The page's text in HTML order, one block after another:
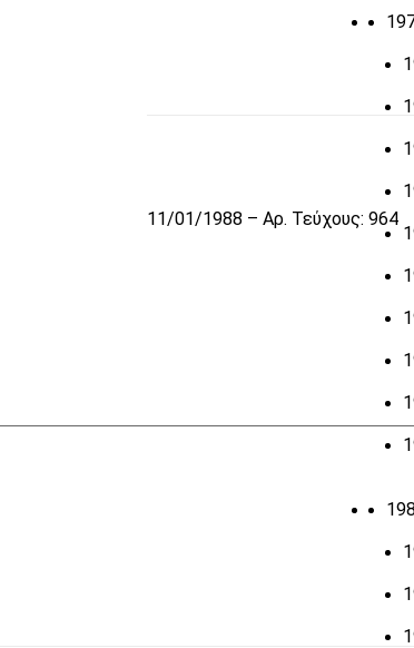
11/01/1988 – Αρ. Τεύχους: 964